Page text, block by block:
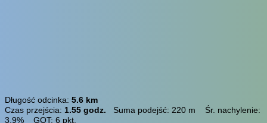
Długość odcinka: 5.6 km
Czas przejścia: 1.55 godz. Suma podejść: 220 m Śr. nachylenie:
3.9% GOT: 6 pkt.